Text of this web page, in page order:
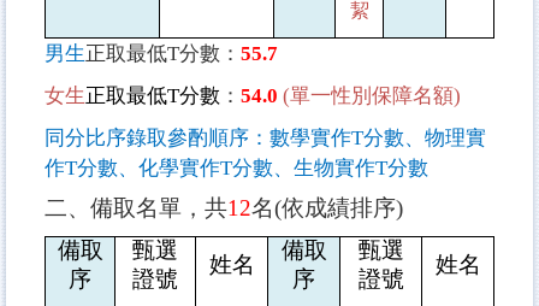
絜
男生正取最低T分數： 55.7
女生正取最低T分數 ： 54.0 (單一性別保障名額)
同分比序錄取參酌順序：數學實作T分數、物理實
作T分數、化學實作T分數、生物實作T分數
二、備取名單，共12名(依成績排序)
備取
序
甄選
證號
姓名
備取
序
甄選
證號
姓名